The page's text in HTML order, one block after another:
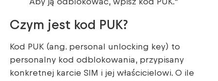
Aby ją odblokować, wpisz kod PUK.”
Czym jest kod PUK?
Kod PUK (ang. personal unlocking key) to
personalny kod odblokowania, przypisany
konkretnej karcie SIM i jej właścicielowi. O ile